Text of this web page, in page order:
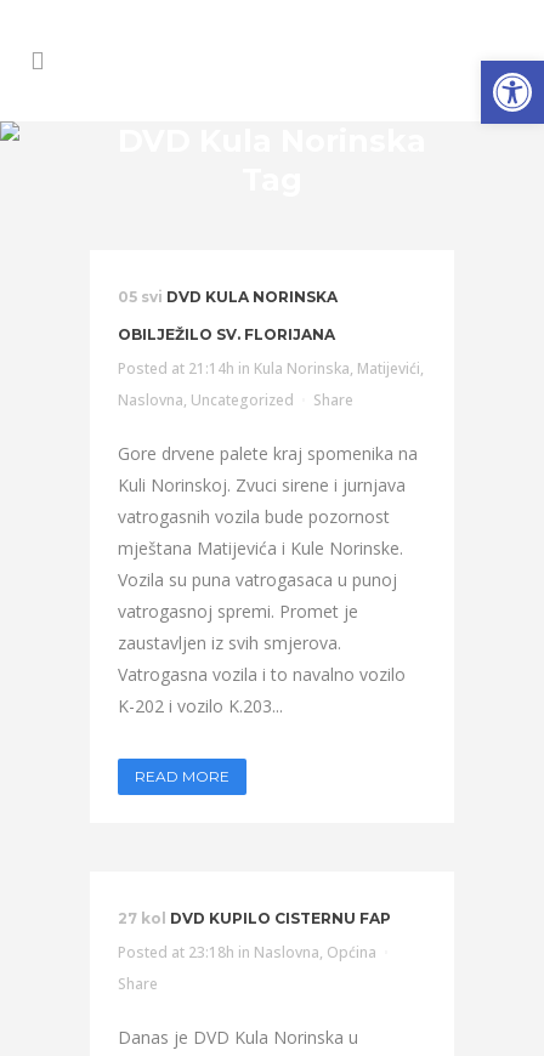
05 svi DVD KULA NORINSKA
OBILJEŽILO SV. FLORIJANA
Posted at 21:14h in Kula Norinska, Matijevići,
Naslovna, Uncategorized Share
Gore drvene palete kraj spomenika na
Kuli Norinskoj. Zvuci sirene i jurnjava
vatrogasnih vozila bude pozornost
mještana Matijevića i Kule Norinske.
Vozila su puna vatrogasaca u punoj
vatrogasnoj spremi. Promet je
zaustavljen iz svih smjerova.
Vatrogasna vozila i to navalno vozilo
K-202 i vozilo K.203...
READ MORE
27 kol DVD KUPILO CISTERNU FAP
Posted at 23:18h in Naslovna, Općina
Share
Danas je DVD Kula Norinska u